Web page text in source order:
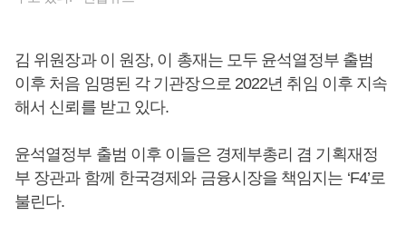
김 위원장과 이 원장, 이 총재는 모두 윤석열정부 출범
이후 처음 임명된 각 기관장으로 2022년 취임 이후 지속
해서 신뢰를 받고 있다.
윤석열정부 출범 이후 이들은 경제부총리 겸 기획재정
부 장관과 함께 한국경제와 금융시장을 책임지는 ‘F4’로
불린다.